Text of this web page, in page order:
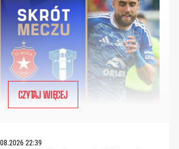
CZYTAJ WIĘCEJ
22:39